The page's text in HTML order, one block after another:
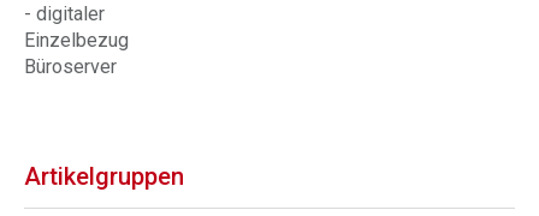
- digitaler
Einzelbezug
Büroserver
Artikelgruppen